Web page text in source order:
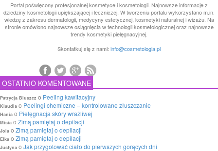
Portal poświęcony profesjonalnej kosmetyce i kosmetologii. Najnowsze informacje z
dziedziny kosmetologii upiększającej i leczniczej. W tworzeniu portalu wykorzystano m.in.
wiedzę z zakresu dermatologii, medycyny estetycznej, kosmetyki naturalnej i wizażu. Na
stronie omówiono najnowsze osiągnięcia w technologii kosmetologicznej oraz najnowsze
trendy kosmetyki pielęgnacyjnej.
Skontatkuj się z nami: info@cosmetologia.pl
OSTATNIO KOMENTOWANE
Patrycja Bluszcz o Peeling kawitacyjny
Klaudia o Peelingi chemiczne – kontrolowane złuszczanie
Hania o Pielęgnacja skóry wrażliwej
Misia o Zimą pamiętaj o depilacji
Jola o Zimą pamiętaj o depilacji
Elka o Zimą pamiętaj o depilacji
Justyna o Jak przygotować ciało do pierwszych gorących dni